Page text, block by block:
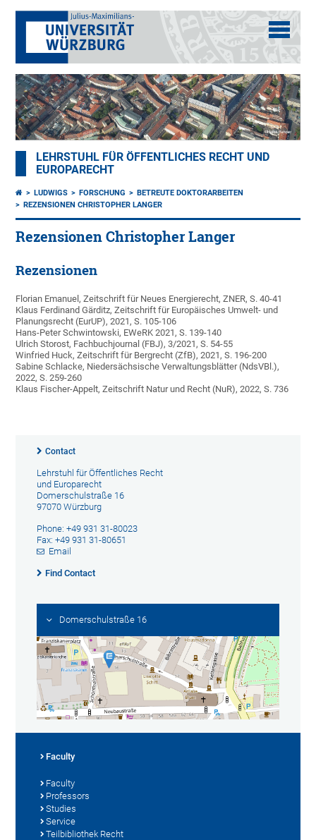
LEHRSTUHL FÜR ÖFFENTLICHES RECHT UND
EUROPARECHT
LUDWIGS FORSCHUNG
BETREUTE DOKTORARBEITEN
REZENSIONEN CHRISTOPHER LANGER
Rezensionen Christopher Langer
Rezensionen
Florian Emanuel, Zeitschrift für Neues Energierecht, ZNER, S. 40-41
Klaus Ferdinand Gärditz, Zeitschrift für Europäisches Umwelt- und
Planungsrecht (EurUP), 2021, S. 105-106
Hans-Peter Schwintowski, EWeRK 2021, S. 139-140
Ulrich Storost, Fachbuchjournal (FBJ), 3/2021, S. 54-55
Winfried Huck, Zeitschrift für Bergrecht (ZfB), 2021, S. 196-200
Sabine Schlacke, Niedersächsische Verwaltungsblätter (NdsVBl.),
2022, S. 259-260
Klaus Fischer-Appelt, Zeitschrift Natur und Recht (NuR), 2022, S. 736
Contact
Lehrstuhl für Öffentliches Recht
und Europarecht
Domerschulstraße 16
97070 Würzburg
Phone: +49 931 31-80023
Fax: +49 931 31-80651
Email
Find Contact
Domerschulstraße 16
Faculty
Faculty
Professors
Studies
Service
Teilbibliothek Recht